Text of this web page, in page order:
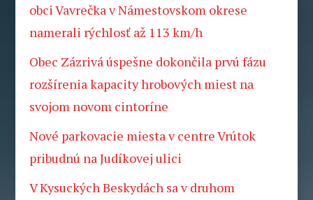
obci Vavrečka v Námestovskom okrese
namerali rýchlosť až 113 km/h
Obec Zázrivá úspešne dokončila prvú fázu
rozšírenia kapacity hrobových miest na
svojom novom cintoríne
Nové parkovacie miesta v centre Vrútok
pribudnú na Judíkovej ulici
V Kysuckých Beskydách sa v druhom